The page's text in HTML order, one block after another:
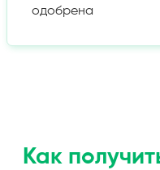
одобрена
Как